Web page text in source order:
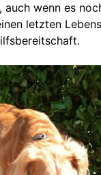
wenn es
letzten